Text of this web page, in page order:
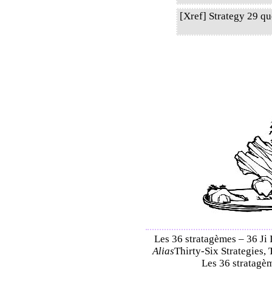
[Xref] Strategy 29
Les 36 stratagèmes – 36
AliasThirty-Six Strategies,
Les 36